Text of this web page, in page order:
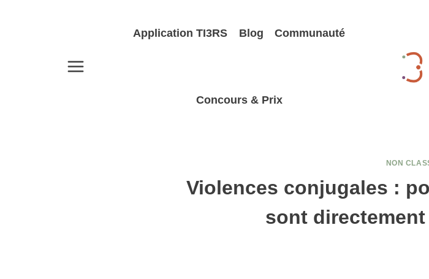
Application TI3RS Blog Communauté
Concours & Prix
NON
Violences conjugales :
sont